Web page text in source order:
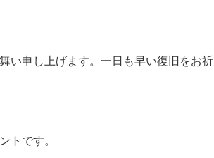
い申し上げます。一日も早い復旧をお祈
トです。